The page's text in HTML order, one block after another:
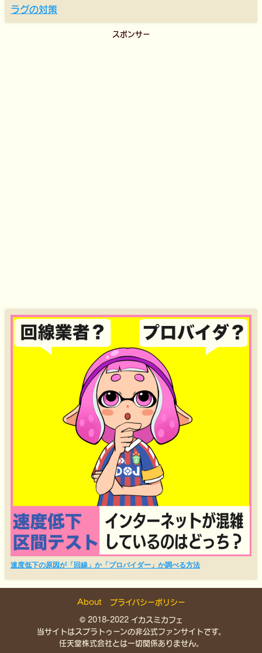
ラグの対策
スポンサー
速度低下の原因が「回線」か「プロバイダー」か調べる方法
About プライバシーポリシー
© 2018-2022 イカスミカフェ
当サイトはスプラトゥーンの非公式ファンサイトです。
任天堂株式会社とは一切関係ありません。